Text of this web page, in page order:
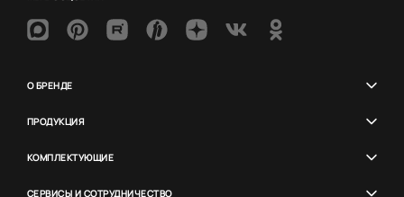
О БРЕНДЕ
ПРОДУКЦИЯ
КОМПЛЕКТУЮЩИЕ
СЕРВИСЫ И СОТРУДНИЧЕСТВО